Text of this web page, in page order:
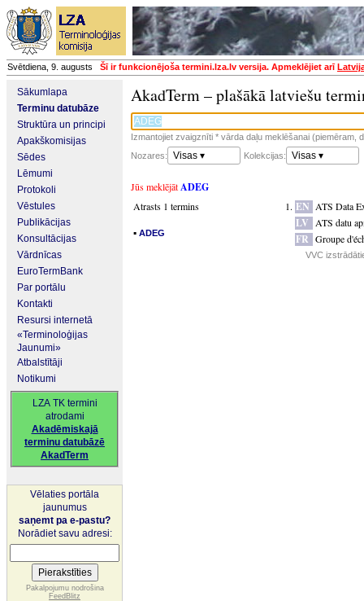
Svētdiena, 9. augusts Šī ir funkcionējoša termini.lza.lv versija. Apmeklējiet arī
Sākumlapa
Terminu datubāze
Struktūra un principi
Apakškomisijas
Sēdes
Lēmumi
Protokoli
Vēstules
Publikācijas
Konsultācijas
Vārdnīcas
EuroTermBank
Par portālu
Kontakti
Resursi internetā
«Terminoloģijas
Jaunumi»
Atbalstītāji
Notikumi
LZA TK termini
atrodami
Akadēmiskajā
terminu datubāzē
AkadTerm
Vēlaties portāla
jaunumus
saņemt pa e-pastu?
Norādiet savu adresi:
Pakalpojumu nodrošina
FeedBlitz
AkadTerm – plašākā latviešu
Izmantojiet zvaigznīti * vārda daļu meklēšanai (piemēram,
Nozares:
Visas ▾ Kolekcijas: Visas ▾
Jūs meklējātADEG
Atrasts 1 termins
▪ ADEG
EN ATS Data
LV ATS datu
FR Groupe
VVC